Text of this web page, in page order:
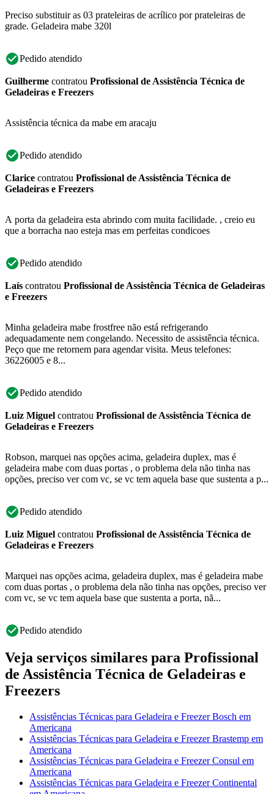
Preciso substituir as 03 prateleiras de acrílico por prateleiras de
grade. Geladeira mabe 320l
Pedido atendido
Guilherme contratou Profissional de Assistência Técnica de
Geladeiras e Freezers
Assistência técnica da mabe em aracaju
Pedido atendido
Clarice contratou Profissional de Assistência Técnica de
Geladeiras e Freezers
A porta da geladeira esta abrindo com muita facilidade. , creio eu
que a borracha nao esteja mas em perfeitas condicoes
Pedido atendido
Laís contratou Profissional de Assistência Técnica de Geladeiras
e Freezers
Minha geladeira mabe frostfree não está refrigerando
adequadamente nem congelando. Necessito de assistência técnica.
Peço que me retornem para agendar visita. Meus telefones:
36226005 e 8...
Pedido atendido
Luiz Miguel contratou Profissional de Assistência Técnica de
Geladeiras e Freezers
Robson, marquei nas opções acima, geladeira duplex, mas é
geladeira mabe com duas portas , o problema dela não tinha nas
opções, preciso ver com vc, se vc tem aquela base que sustenta a p...
Pedido atendido
Luiz Miguel contratou Profissional de Assistência Técnica de
Geladeiras e Freezers
Marquei nas opções acima, geladeira duplex, mas é geladeira mabe
com duas portas , o problema dela não tinha nas opções, preciso ver
com vc, se vc tem aquela base que sustenta a porta, nã...
Pedido atendido
Veja serviços similares para Profissional
de Assistência Técnica de Geladeiras e
Freezers
Assistências Técnicas para Geladeira e Freezer Bosch em
Americana
Assistências Técnicas para Geladeira e Freezer Brastemp em
Americana
Assistências Técnicas para Geladeira e Freezer Consul em
Americana
Assistências Técnicas para Geladeira e Freezer Continental